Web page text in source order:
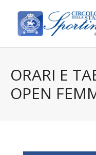
ORARI E
OPEN